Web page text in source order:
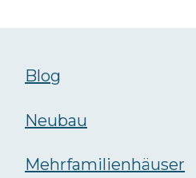
Blog
Neubau
Mehrfamilienhäuser